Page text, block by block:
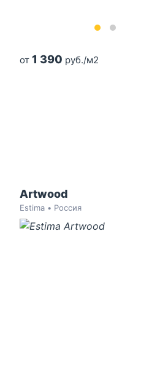
от 1 390 руб./м2
Artwood
Estima • Россия